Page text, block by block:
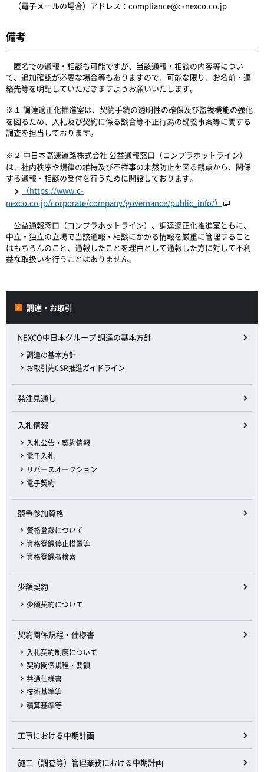
（電子メールの場合）アドレス：compliance@c-nexco.co.jp
備考
匿名での通報・相談も可能ですが、当該通報・相談の内容等につい
て、追加確認が必要な場合等もありますので、可能な限り、お名前・連
絡先等を明記していただきますようお願いいたします。
※１ 調達適正化推進室は、契約手続の透明性の確保及び監視機能の強化
を図るため、入札及び契約に係る談合等不正行為の疑義事案等に関する
調査を担当しております。
※２ 中日本高速道路株式会社 公益通報窓口（コンプラホットライン）
は、社内秩序や規律の維持及び不祥事の未然防止を図る観点から、関係
する通報・相談の受付を行うために開設しております。
（https://www.c-
nexco.co.jp/corporate/company/governance/public_info/）
公益通報窓口（コンプラホットライン）、調達適正化推進室ともに、
中立・独立の立場で当該通報・相談にかかる情報を厳重に管理すること
はもちろんのこと、通報したことを理由として通報した方に対して不利
益な取扱いを行うことはありません。
調達・お取引
NEXCO中日本グループ 調達の基本方針
調達の基本方針
お取引先CSR推進ガイドライン
発注見通し
入札情報
入札公告・契約情報
電子入札
リバースオークション
電子契約
競争参加資格
資格登録について
資格登録停止措置等
資格登録者検索
少額契約
少額契約について
契約関係規程・仕様書
入札契約制度について
契約関係規程・要領
共通仕様書
技術基準等
積算基準等
工事における中期計画
施工（調査等）管理業務における中期計画